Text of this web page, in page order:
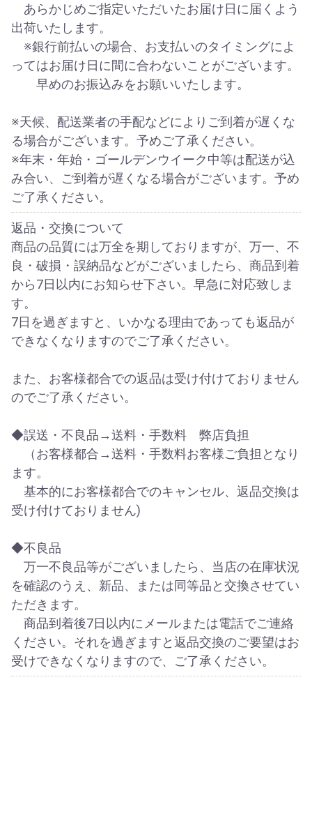
あらかじめご指定いただいたお届け日に届くよう
出荷いたします。
※銀行前払いの場合、お支払いのタイミングによ
ってはお届け日に間に合わないことがございます。
早めのお振込みをお願いいたします。
※天候、配送業者の手配などによりご到着が遅くな
る場合がございます。予めご了承ください。
※年末・年始・ゴールデンウイーク中等は配送が込
み合い、ご到着が遅くなる場合がございます。予め
ご了承ください。
返品・交換について
商品の品質には万全を期しておりますが、万一、不
良・破損・誤納品などがございましたら、商品到着
から7日以内にお知らせ下さい。早急に対応致しま
す。
7日を過ぎますと、いかなる理由であっても返品が
できなくなりますのでご了承ください。
また、お客様都合での返品は受け付けておりません
のでご了承ください。
◆誤送・不良品→送料・手数料 弊店負担
（お客様都合→送料・手数料お客様ご負担となり
ます。
基本的にお客様都合でのキャンセル、返品交換は
受け付けておりません)
◆不良品
万一不良品等がございましたら、当店の在庫状況
を確認のうえ、新品、または同等品と交換させてい
ただきます。
商品到着後7日以内にメールまたは電話でご連絡
ください。それを過ぎますと返品交換のご要望はお
受けできなくなりますので、ご了承ください。